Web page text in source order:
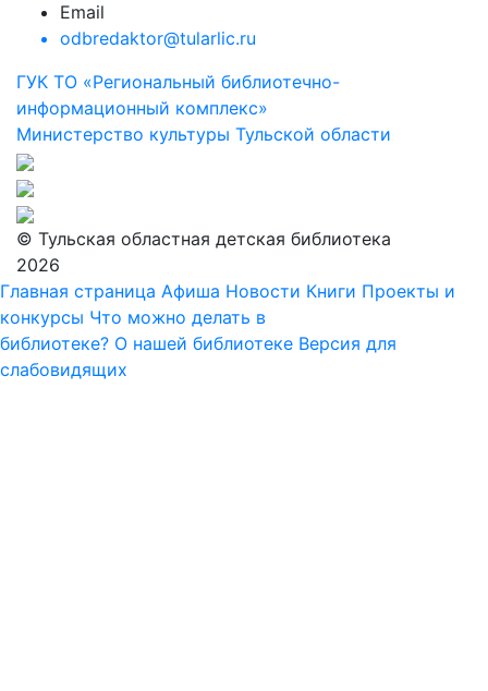
Email
odbredaktor@tularlic.ru
ГУК ТО «Региональный библиотечно-
информационный комплекс»
Министерство культуры Тульской области
© Тульская областная детская библиотека
2026
Главная страница Афиша Новости Книги Проекты и
конкурсы Что можно делать в
библиотеке? О нашей библиотеке Версия для
слабовидящих